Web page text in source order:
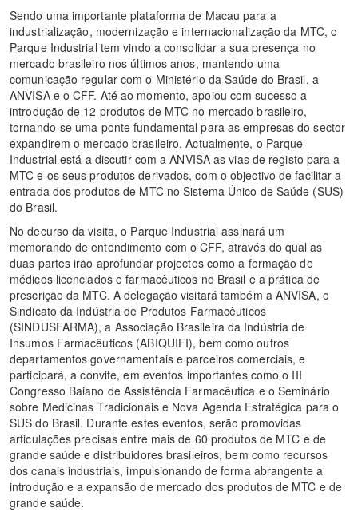
Sendo uma importante plataforma de Macau para a
industrialização, modernização e internacionalização da MTC, o
Parque Industrial tem vindo a consolidar a sua presença no
mercado brasileiro nos últimos anos, mantendo uma
comunicação regular com o Ministério da Saúde do Brasil, a
ANVISA e o CFF. Até ao momento, apoiou com sucesso a
introdução de 12 produtos de MTC no mercado brasileiro,
tornando-se uma ponte fundamental para as empresas do sector
expandirem o mercado brasileiro. Actualmente, o Parque
Industrial está a discutir com a ANVISA as vias de registo para a
MTC e os seus produtos derivados, com o objectivo de facilitar a
entrada dos produtos de MTC no Sistema Único de Saúde (SUS)
do Brasil.
No decurso da visita, o Parque Industrial assinará um
memorando de entendimento com o CFF, através do qual as
duas partes irão aprofundar projectos como a formação de
médicos licenciados e farmacêuticos no Brasil e a prática de
prescrição da MTC. A delegação visitará também a ANVISA, o
Sindicato da Indústria de Produtos Farmacêuticos
(SINDUSFARMA), a Associação Brasileira da Indústria de
Insumos Farmacêuticos (ABIQUIFI), bem como outros
departamentos governamentais e parceiros comerciais, e
participará, a convite, em eventos importantes como o III
Congresso Baiano de Assistência Farmacêutica e o Seminário
sobre Medicinas Tradicionais e Nova Agenda Estratégica para o
SUS do Brasil. Durante estes eventos, serão promovidas
articulações precisas entre mais de 60 produtos de MTC e de
grande saúde e distribuidores brasileiros, bem como recursos
dos canais industriais, impulsionando de forma abrangente a
introdução e a expansão de mercado dos produtos de MTC e de
grande saúde.